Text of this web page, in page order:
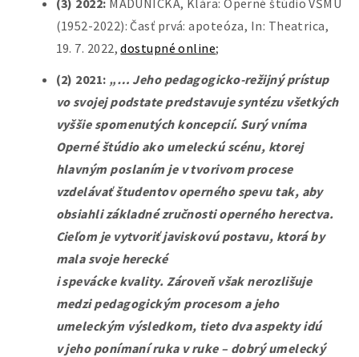
(1952-2022): Časť prvá: apoteóza, In: Theatrica,
19. 7. 2022,dostupné online;
(2) 2021: „… Jeho pedagogicko-režijný prístup
vo svojej podstate predstavuje syntézu všetkých
vyššie spomenutých koncepcií. Surý vníma
Operné štúdio ako umeleckú scénu, ktorej
hlavným poslaním je v tvorivom procese
vzdelávať študentov operného spevu tak, aby
obsiahli základné zručnosti operného herectva.
Cieľom je vytvoriť javiskovú postavu, ktorá by
mala svoje herecké
i spevácke kvality. Zároveň však nerozlišuje
medzi pedagogickým procesom a jeho
umeleckým výsledkom, tieto dva aspekty idú
v jeho ponímaní ruka v ruke – dobrý umelecký